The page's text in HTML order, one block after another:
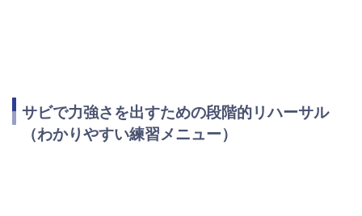
サビで力強さを出すための段階的リハーサル
（わかりやすい練習メニュー）